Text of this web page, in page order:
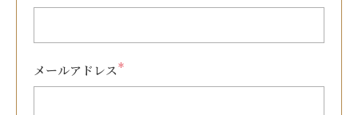
メールアドレス ＊